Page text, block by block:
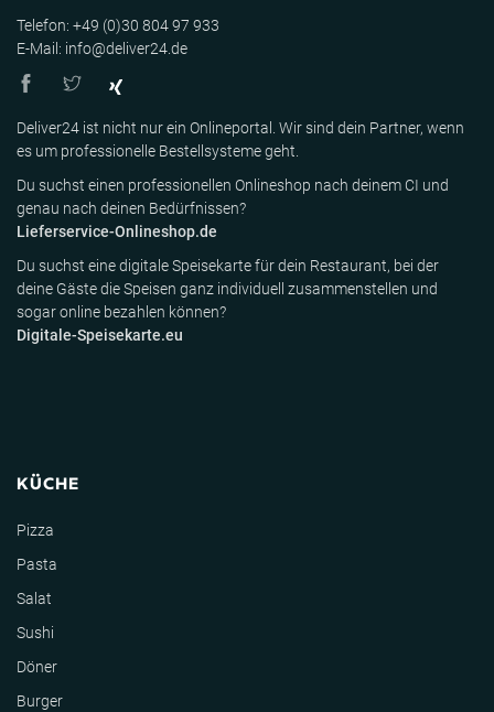
Telefon: +49 (0)30 804 97 933
E-Mail: info@deliver24.de
Deliver24 ist nicht nur ein Onlineportal. Wir sind dein Partner, wenn
es um professionelle Bestellsysteme geht.
Du suchst einen professionellen Onlineshop nach deinem CI und
genau nach deinen Bedürfnissen?
Lieferservice-Onlineshop.de
Du suchst eine digitale Speisekarte für dein Restaurant, bei der
deine Gäste die Speisen ganz individuell zusammenstellen und
sogar online bezahlen können?
Digitale-Speisekarte.eu
KÜCHE
Pizza
Pasta
Salat
Sushi
Döner
Burger